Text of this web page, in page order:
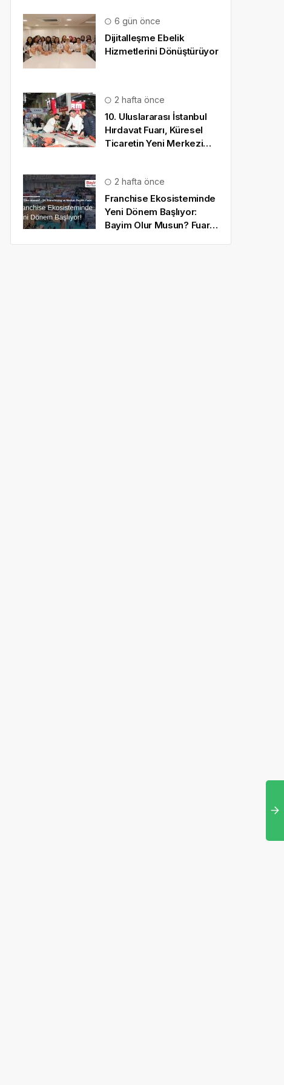
6 gün önce
Dijitalleşme Ebelik
Hizmetlerini Dönüştürüyor
2 hafta önce
10. Uluslararası İstanbul
Hırdavat Fuarı, Küresel
Ticaretin Yeni Merkezi
2 hafta önce
Franchise Ekosisteminde
Yeni Dönem Başlıyor:
Bayim Olur Musun? Fuarı